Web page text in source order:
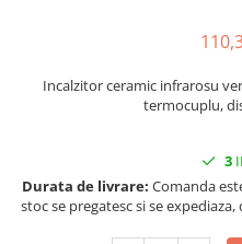
Incalzitor ceramic infrarosu
termocuplu,
3
Durata de livrare: Comanda
stoc se pregatesc si se